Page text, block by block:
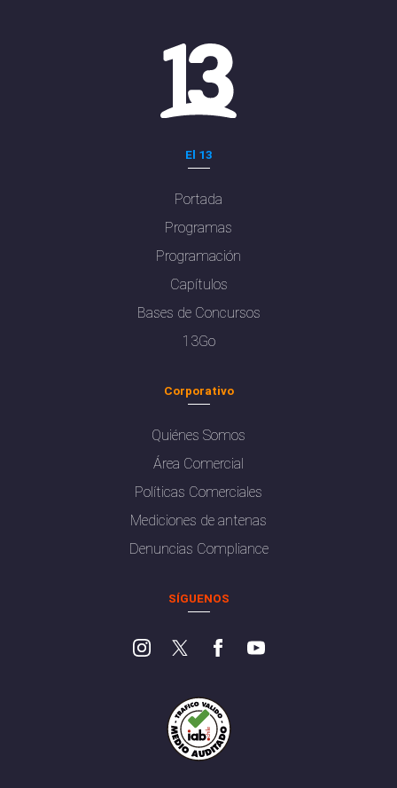
El 13
Portada
Programas
Programación
Capítulos
Bases de Concursos
13Go
Corporativo
Quiénes Somos
Área Comercial
Políticas Comerciales
Mediciones de antenas
Denuncias Compliance
SÍGUENOS